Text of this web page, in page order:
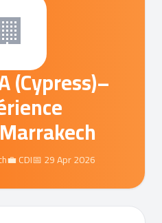
(Cypress)–
💼 CDI📅 29 Apr 2026